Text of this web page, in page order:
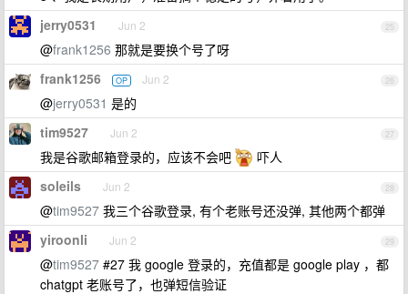
25
jerry0531 Jun 2
@frank1256 那就是要换个号了呀
26
frank1256 OP Jun 2
@jerry0531 是的
27
tim9527 Jun 2
我是谷歌邮箱登录的，应该不会吧 吓人
28
soleils Jun 2
@tim9527 我三个谷歌登录, 有个老账号还没弹, 其他两个都弹
29
yiroonli Jun 2
@tim9527 #27 我 google 登录的，充值都是 google play ，都
chatgpt 老账号了，也弹短信验证